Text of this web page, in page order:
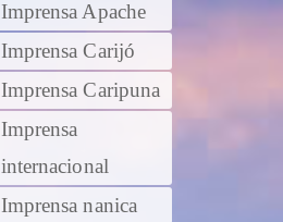
Imprensa Apache
Imprensa Carijó
Imprensa Caripuna
Imprensa
internacional
Imprensa nanica